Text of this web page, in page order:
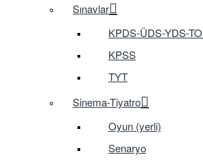
Sınavlar
KPDS-ÜDS-YDS-
KPSS
TYT
Sinema-Tiyatro
Oyun (yerli)
Senaryo